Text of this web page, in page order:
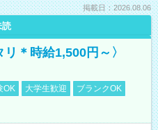
掲載日：2026.08.06
読
＊時給1,500円～〉
OK 大学生歓迎
ブランクOK